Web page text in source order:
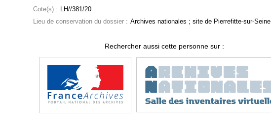
Cote(s) : LH//381/20
Lieu de conservation du dossier : Archives nationales ; site de Pierrefitte-sur-Seine
Rechercher aussi cette personne sur :